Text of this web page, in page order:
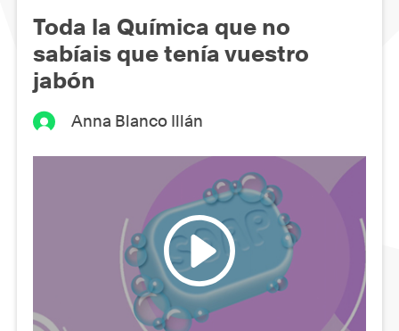
Toda la Química que no
sabíais que tenía vuestro
jabón
Anna Blanco Illán